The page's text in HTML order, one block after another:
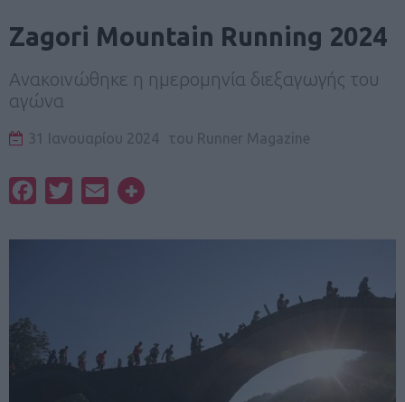
Zagori Mountain Running 2024
Ανακοινώθηκε η ημερομηνία διεξαγωγής του
αγώνα
31 Ιανουαρίου 2024 του Runner Magazine
FacebookTwitterEmail